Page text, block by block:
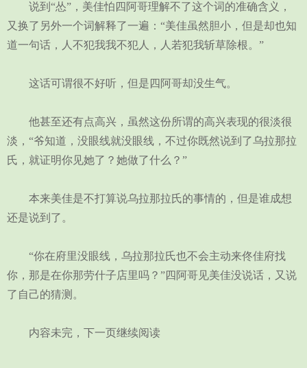
说到“怂”，美佳怕四阿哥理解不了这个词的准确含义，
又换了另外一个词解释了一遍：“美佳虽然胆小，但是却也知
道一句话，人不犯我我不犯人，人若犯我斩草除根。”
这话可谓很不好听，但是四阿哥却没生气。
他甚至还有点高兴，虽然这份所谓的高兴表现的很淡很
淡，“爷知道，没眼线就没眼线，不过你既然说到了乌拉那拉
氏，就证明你见她了？她做了什么？”
本来美佳是不打算说乌拉那拉氏的事情的，但是谁成想
还是说到了。
“你在府里没眼线，乌拉那拉氏也不会主动来佟佳府找
你，那是在你那劳什子店里吗？”四阿哥见美佳没说话，又说
了自己的猜测。
内容未完，下一页继续阅读